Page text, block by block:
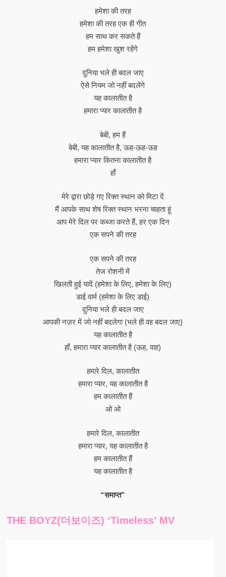
हमेशा की तरह
हमेशा की तरह एक ही गीत
हम साथ कर सकते हैं
हम हमेशा खुश रहेंगे
दुनिया भले ही बदल जाए
ऐसे नियम जो नहीं बदलेंगे
यह कालातीत है
हमारा प्यार कालातीत है
बेबी, हम हैं
बेबी, यह कालातीत है, ऊह-ऊह-ऊह
हमारा प्यार कितना कालातीत है
हाँ
मेरे द्वारा छोड़े गए रिक्त स्थान को मिटा दें
मैं आपके साथ शेष रिक्त स्थान भरना चाहता हूं
आप मेरे दिल पर कब्जा करते हैं, हर एक दिन
एक सपने की तरह
एक सपने की तरह
तेज रोशनी में
खिलती हुई यादें (हमेशा के लिए, हमेशा के लिए)
डाई वार्म (हमेशा के लिए डाई)
दुनिया भले ही बदल जाए
आपकी नज़र में जो नहीं बदलेगा (भले ही वह बदल जाए)
यह कालातीत है
हाँ, हमारा प्यार कालातीत है (ऊह, वाह)
हमारे दिल, कालातीत
हमारा प्यार, यह कालातीत है
हम कालातीत हैं
ओ ओ
हमारे दिल, कालातीत
हमारा प्यार, यह कालातीत है
हम कालातीत हैं
यह कालातीत है
“समाप्त”
THE BOYZ(더보이즈) ‘Timeless’ MV